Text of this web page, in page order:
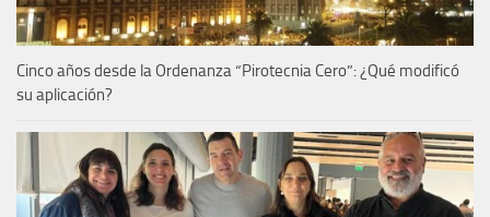
Cinco años desde la Ordenanza “Pirotecnia Cero”: ¿Qué modificó
su aplicación?